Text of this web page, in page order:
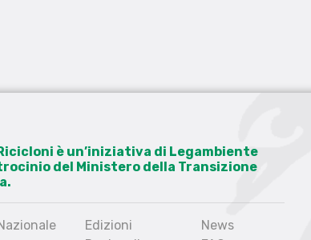
è un’iniziativa di Legambiente
del Ministero della Transizione
Edizioni
News